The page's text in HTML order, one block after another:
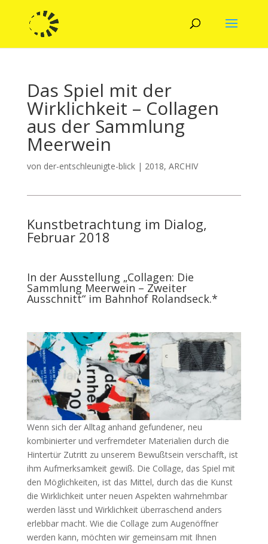
Das Spiel mit der
Wirklichkeit – Collagen
aus der Sammlung
Meerwein
von der-entschleunigte-blick| 2018, ARCHIV
Kunstbetrachtung im Dialog,
Februar 2018
In der Ausstellung „Collagen: Die
Sammlung Meerwein – Zweiter
Ausschnitt“ im Bahnhof Rolandseck.*
Wenn sich der Alltag anhand gefundener, neu
kombinierter und verfremdeter Materialien durch die
Hintertür Zutritt zu unserem Bewußtsein verschafft, ist
ihm Aufmerksamkeit gewiß. Die Collage, das Spiel mit
den Möglichkeiten, ist das Mittel, durch das die Kunst
die Wirklichkeit unter neuen Aspekten wahrnehmbar
werden lässt und Wirklichkeit überraschend anders
erlebbar macht. Wie die Collage zum Augenöffner
werden kann, möchten wir gemeinsam mit Ihnen